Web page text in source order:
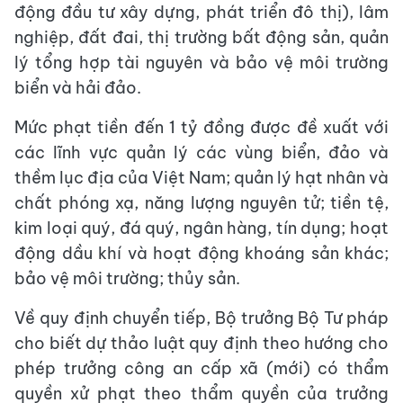
động đầu tư xây dựng, phát triển đô thị), lâm
nghiệp, đất đai, thị trường bất động sản, quản
lý tổng hợp tài nguyên và bảo vệ môi trường
biển và hải đảo.
Mức phạt tiền đến 1 tỷ đồng được đề xuất với
các lĩnh vực quản lý các vùng biển, đảo và
thềm lục địa của Việt Nam; quản lý hạt nhân và
chất phóng xạ, năng lượng nguyên tử; tiền tệ,
kim loại quý, đá quý, ngân hàng, tín dụng; hoạt
động dầu khí và hoạt động khoáng sản khác;
bảo vệ môi trường; thủy sản.
Về quy định chuyển tiếp, Bộ trưởng Bộ Tư pháp
cho biết dự thảo luật quy định theo hướng cho
phép trưởng công an cấp xã (mới) có thẩm
quyền xử phạt theo thẩm quyền của trưởng